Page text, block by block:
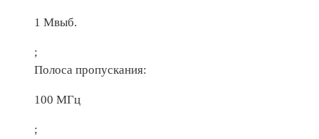
1 Мвыб.
;
Полоса пропускания:
100 МГц
;